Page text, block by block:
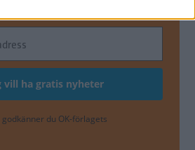
du OK-förlagets